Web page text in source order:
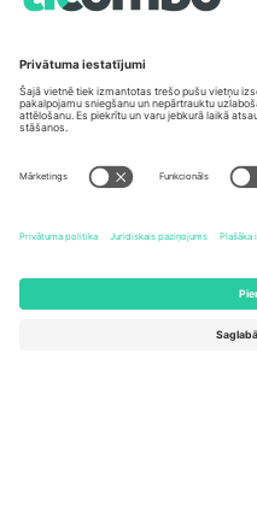
Biroji un atbalsts
Germany
Unter den Linden 24, 10117
Berlin, Germany
United States
Newark, Delaware 19713, United